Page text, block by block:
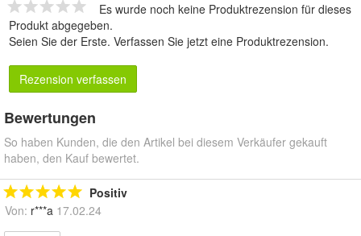
Es wurde noch keine Produktrezension für dieses
Produkt abgegeben.
Seien Sie der Erste. Verfassen Sie jetzt eine Produktrezension.
Rezension verfassen
Bewertungen
So haben Kunden, die den Artikel bei diesem Verkäufer gekauft
haben, den Kauf bewertet.
Positiv
Von: r***a 17.02.24